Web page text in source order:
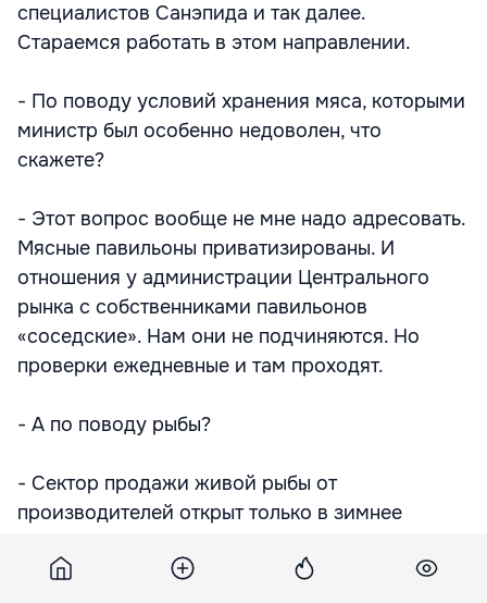
специалистов Санэпида и так далее.
Стараемся работать в этом направлении.
- По поводу условий хранения мяса, которыми
министр был особенно недоволен, что
скажете?
- Этот вопрос вообще не мне надо адресовать.
Мясные павильоны приватизированы. И
отношения у администрации Центрального
рынка с собственниками павильонов
«соседские». Нам они не подчиняются. Но
проверки ежедневные и там проходят.
- А по поводу рыбы?
- Сектор продажи живой рыбы от
производителей открыт только в зимнее
продаваться на открытом воздухе,